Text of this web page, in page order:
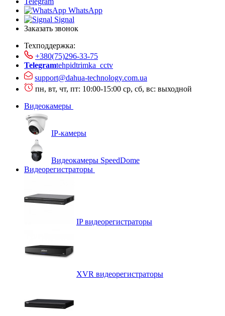
WhatsApp
Signal
Заказать звонок
Техподдержка:
+380(75)296-33-75
Telegramtehpidtrimka_cctv
support@dahua-technology.com.ua
пн, вт, чт, пт: 10:00-15:00 ср, сб, вс: выходной
Видеокамеры
IP-камеры
Видеокамеры SpeedDome
Видеорегистраторы
IP видеорегистраторы
XVR видеорегистраторы